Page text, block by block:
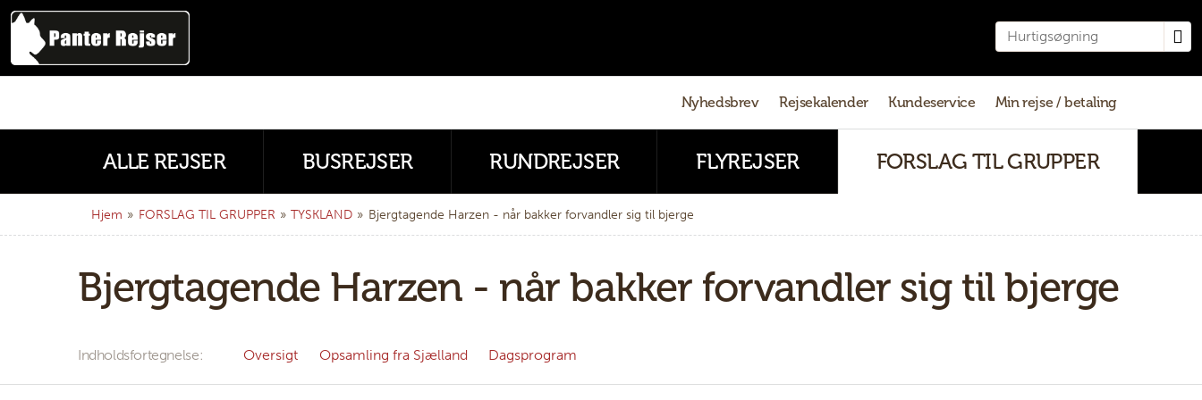
Nyhedsbrev Rejsekalender Kundeservice Min rejse / betaling
ALLE REJSER BUSREJSER RUNDREJSER FLYREJSER FORSLAG TIL GRUPPER
Hjem » FORSLAG TIL GRUPPER » TYSKLAND » Bjergtagende Harzen - når bakker forvandler sig til bjerge
Bjergtagende Harzen - når bakker forvandler sig til bjerge
Indholdsfortegnelse Oversigt Opsamling fra Sjælland Dagsprogram